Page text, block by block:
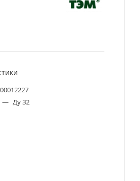
— Ду 32